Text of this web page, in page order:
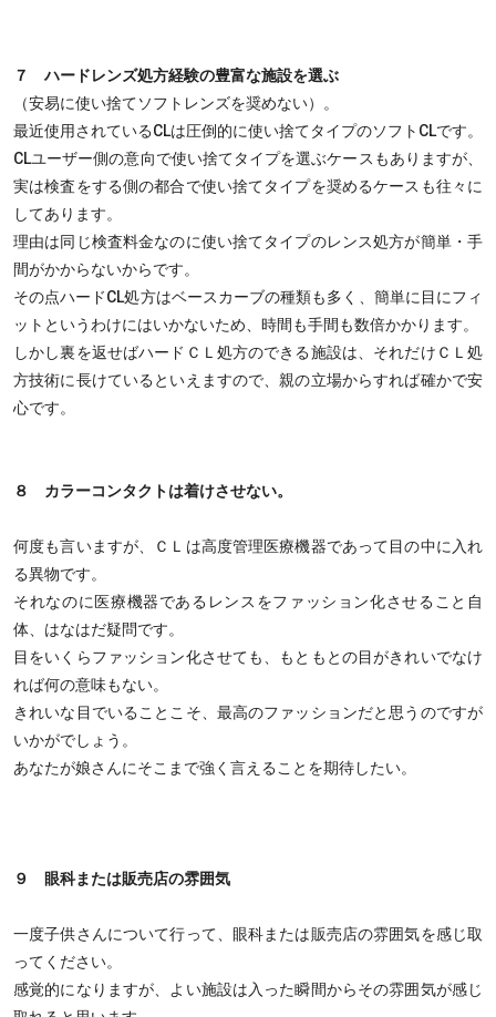
７ ハードレンズ処方経験の豊富な施設を選ぶ
（安易に使い捨てソフトレンズを奨めない）。
最近使用されているCLは圧倒的に使い捨てタイプのソフトCLです。
CLユーザー側の意向で使い捨てタイプを選ぶケースもありますが、
実は検査をする側の都合で使い捨てタイプを奨めるケースも往々に
してあります。
理由は同じ検査料金なのに使い捨てタイプのレンス処方が簡単・手
間がかからないからです。
その点ハードCL処方はベースカーブの種類も多く、簡単に目にフィ
ットというわけにはいかないため、時間も手間も数倍かかります。
しかし裏を返せばハードＣＬ処方のできる施設は、それだけＣＬ処
方技術に長けているといえますので、親の立場からすれば確かで安
心です。
８ カラーコンタクトは着けさせない。
何度も言いますが、ＣＬは高度管理医療機器であって目の中に入れ
る異物です。
それなのに医療機器であるレンスをファッション化させること自
体、はなはだ疑問です。
目をいくらファッション化させても、もともとの目がきれいでなけ
れば何の意味もない。
きれいな目でいることこそ、最高のファッションだと思うのですが
いかがでしょう。
あなたが娘さんにそこまで強く言えることを期待したい。
９ 眼科または販売店の雰囲気
一度子供さんについて行って、眼科または販売店の雰囲気を感じ取
ってください。
感覚的になりますが、よい施設は入った瞬間からその雰囲気が感じ